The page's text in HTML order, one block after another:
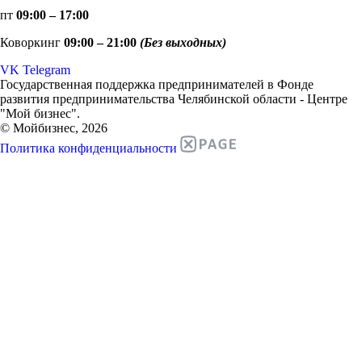
пт 09:00 – 17:00
Коворкинг 09:00 – 21:00 (Без выходных)
VK Telegram
Государственная поддержка предпринимателей в Фонде
развития предпринимательства Челябинской области - Центре
"Мой бизнес".
© Мойбизнес, 2026
Политика конфиденциальности